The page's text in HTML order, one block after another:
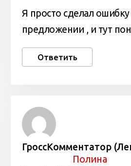
Я просто сделал ошибку
предложении , и тут
Ответить
ГроссКомментатор
Полина